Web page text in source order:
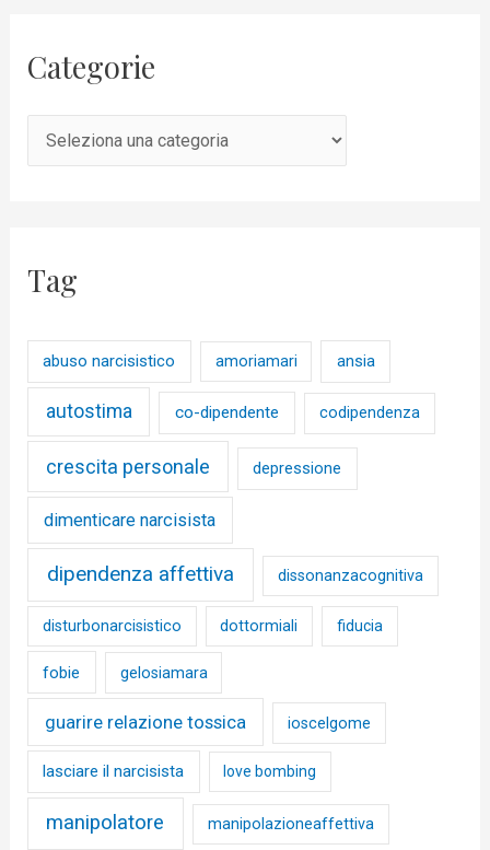
Categorie
Tag
abuso narcisistico amoriamari ansia
autostima co-dipendente codipendenza
crescita personale depressione
dimenticare narcisista
dipendenza affettiva dissonanzacognitiva
disturbonarcisistico dottormiali fiducia
fobie gelosiamara
guarire relazione tossica ioscelgome
lasciare il narcisista love bombing
manipolatore manipolazioneaffettiva